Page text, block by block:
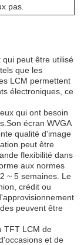
pas.
peut être utilisé
que les
LCM permettent
électroniques, ce
qui ont besoin
écran WVGA
qualité d'image
peut être
flexibilité dans
aux normes
~ 5 semaines. Le
crédit ou
peuvent être
TFT LCM de
et de